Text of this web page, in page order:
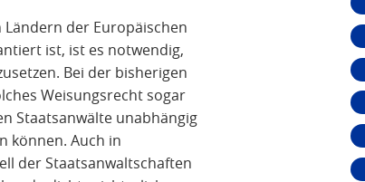
Ländern der Europäischen
ist, ist es notwendig,
Bei der bisherigen
Weisungsrecht sogar
Staatsanwälte unabhängig
können. Auch in
der Staatsanwaltschaften